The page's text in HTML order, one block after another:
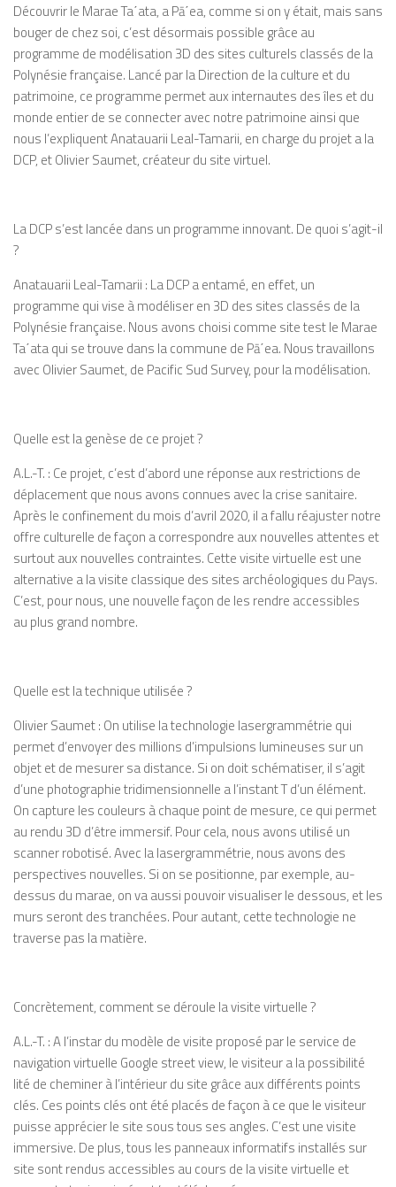
Découvrir le Marae Ta΄ata, aPā΄ea, comme si on y était, mais sans
bouger de chez soi, c’est désormais possible grâce au
programme de modélisation 3D des sites culturels classés de la
Polynésie française. Lancé par la Direction de la culture et du
patrimoine, ce programme permet aux internautes des îles et du
monde entier de se connecter avec notre patrimoine ainsi que
nous l’expliquentAnatauarii Leal-Tamarii, en charge du projet a la
DCP, et OlivierSaumet, créateur du site virtuel.
La DCP s’est lancée dans un programme innovant. De quoi s’agit-il
?
Anatauarii Leal-Tamarii : La DCP a entamé, en effet, un
programme qui vise à modéliser en 3D des sites classés de la
Polynésie française. Nous avons choisi comme site test le Marae
Ta΄ata qui se trouve dans la commune de Pā΄ea. Nous travaillons
avec OlivierSaumet, de Pacific Sud Survey, pour la modélisation.
Quelle est la genèse de ce projet ?
A.L.-T. : Ce projet, c’est d’abord une réponse aux restrictions de
déplacement que nous avons connues avec la crise sanitaire.
Après le confinement du mois d’avril 2020, il a fallu réajuster notre
offre culturelle de façon acorrespondre aux nouvelles attentes et
surtout aux nouvelles contraintes. Cette visite virtuelle est une
alternative ala visite classique des sites archéologiques du Pays.
C’est, pour nous, une nouvelle façon de les rendre accessibles
au plus grand nombre.
Quelle est la technique utilisée ?
OlivierSaumet: On utilise la technologie lasergrammétrie qui
permet d’envoyerdes millions d’impulsions lumineuses surun
objet et de mesurer sa distance. Si on doit schématiser, il s’agit
d’une photographietridimensionnelle a l’instant Td’un élément.
On capture les couleurs àchaque point de mesure, ce qui permet
au rendu 3D d’être immersif. Pour cela, nous avons utilisé un
scanner robotisé. Avec lalasergrammétrie, nous avons des
perspectives nouvelles. Si on se positionne, parexemple, au-
dessus du marae, on va aussi pouvoir visualiser le dessous, et les
murs seront des tranchées. Pour autant, cettetechnologie ne
traverse pas la matière.
Concrètement, comment se déroule la visite virtuelle ?
A.L.-T. : A l’instar du modèle de visite proposé par le service de
navigation virtuelle Google streetview, le visiteur a la possibilité
lité de cheminer à l’intérieur du site grâce aux différents points
clés. Ces points clés ont été placés de façon à ce que le visiteur
puisse apprécier le site sous tous ses angles. C’est une visite
immersive. De plus, tous les panneaux informatifs installés sur
site sont rendus accessibles au cours de la visite virtuelle et